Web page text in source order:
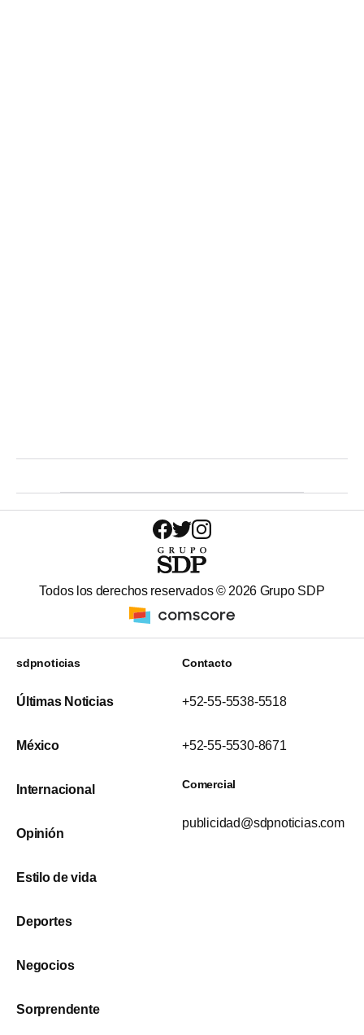
Todos los derechos reservados © 2026 Grupo SDP
sdpnoticias
Últimas Noticias
México
Internacional
Opinión
Estilo de vida
Deportes
Negocios
Sorprendente
Contacto
+52-55-5538-5518
+52-55-5530-8671
Comercial
publicidad@sdpnoticias.com